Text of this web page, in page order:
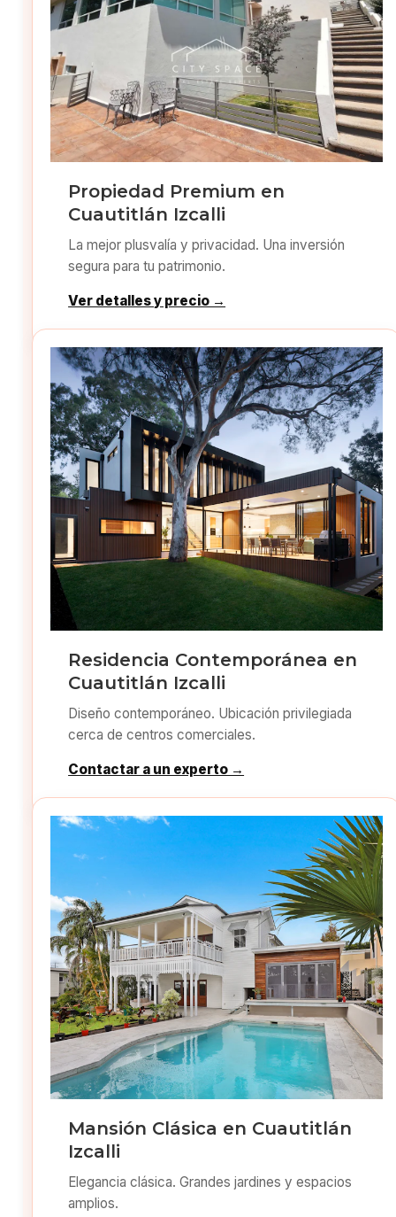
Propiedad Premium en
Cuautitlán Izcalli
La mejor plusvalía y privacidad. Una inversión
segura para tu patrimonio.
Ver detalles y precio →
Residencia Contemporánea en
Cuautitlán Izcalli
Diseño contemporáneo. Ubicación privilegiada
cerca de centros comerciales.
Contactar a un experto →
Mansión Clásica en Cuautitlán
Izcalli
Elegancia clásica. Grandes jardines y espacios
amplios.